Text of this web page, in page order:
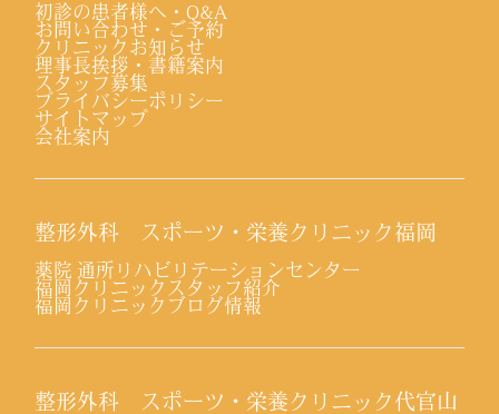
初診の患者様へ・Q&A
お問い合わせ・ご予約
クリニックお知らせ
理事長挨拶・書籍案内
スタッフ募集
プライバシーポリシー
サイトマップ
会社案内
整形外科 スポーツ・栄養クリニック福岡
薬院 通所リハビリテーションセンター
福岡クリニックスタッフ紹介
福岡クリニックブログ情報
整形外科 スポーツ・栄養クリニック代官山